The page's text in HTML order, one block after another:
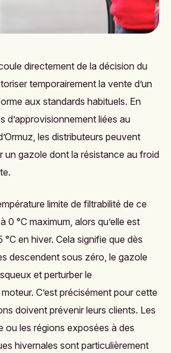
directement de la décision du
temporairement la vente d’un
aux standards habituels. En
d’approvisionnement liées au
les distributeurs peuvent
un gazole dont la résistance au froid
limite de filtrabilité de ce
0 °C maximum, alors qu’elle est
°C en hiver. Cela signifie que dès
descendent sous zéro, le gazole
et perturber le
C’est précisément pour cette
doivent prévenir leurs clients. Les
ou les régions exposées à des
hivernales sont particulièrement